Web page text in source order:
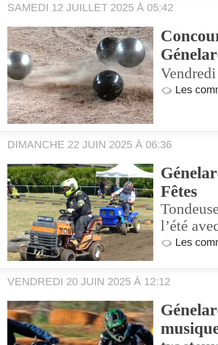
SAMEDI 12 JUILLET 2025 À 05:42
Les
DIMANCHE 22 JUIN 2025 À 06:36
Fêtes
l’été
Les
VENDREDI 20 JUIN 2025 À 12:12